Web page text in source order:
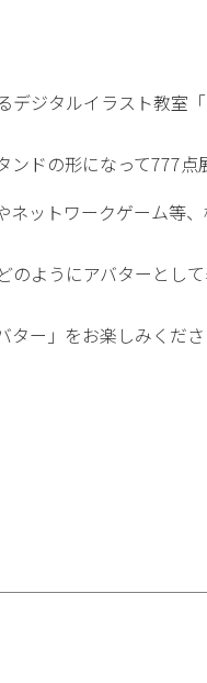
デジタルイラスト教室
ドの形になって777点
ットワークゲーム等
ようにアバターとし
ー」をお楽しみくださ